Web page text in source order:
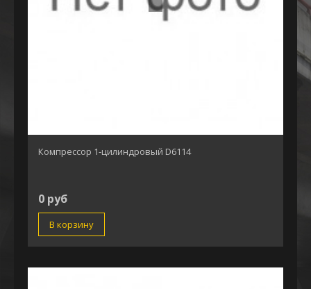
Компрессор 1-цилиндровый D6114
0 руб
В корзину